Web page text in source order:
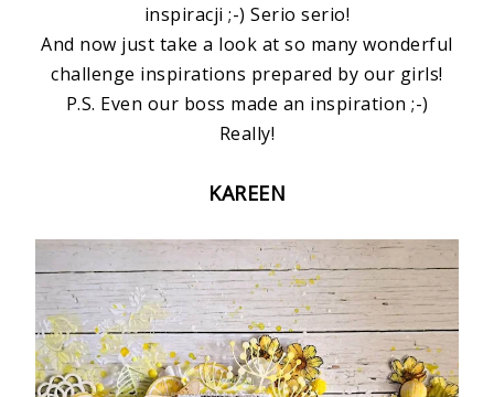
inspiracji ;-) Serio serio!
And now just take a look at so many wonderful
challenge inspirations prepared by our girls!
P.S. Even our boss made an inspiration ;-)
Really!
KAREEN